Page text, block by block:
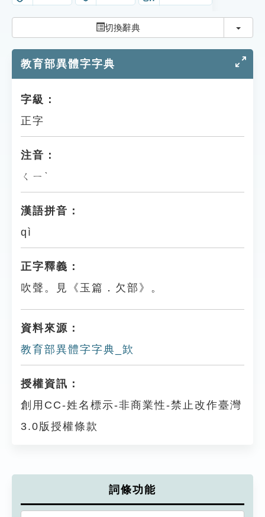
遊戲專區
教學應用
貓頭鷹博士
切換辭典 切換
教育部異體字字典
字級：
正字
注音：
ㄑㄧˋ
漢語拼音：
qì
正字釋義：
吹聲。見《玉篇．欠部》。
資料來源：
教育部異體字字典_欫
授權資訊：
創用CC-姓名標示-非商業性-禁止改作臺灣
3.0版授權條款
詞條功能